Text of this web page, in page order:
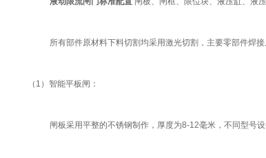
所有部件原材料下料切割均采用激光切割，主要零部件焊
（1）智能平板闸：
闸板采用平整的不锈钢制作，厚度为8-12毫米，不同型号